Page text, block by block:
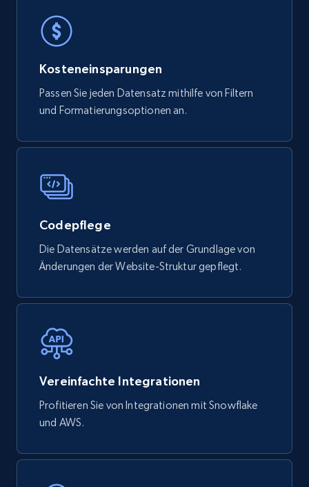
778+
mercadolivre.com.br products
Tags, Final price, Original price, and more.
eCommerce
747+ 39+
Review rating, Review, Found helpful, App url, and
more.
eCommerce
740+
Kosteneinsparungen
Passen Sie jeden Datensatz mithilfe von Filtern
und Formatierungsoptionen an.
Codepflege
Die Datensätze werden auf der Grundlage von
Änderungen der Website-Struktur gepflegt.
Vereinfachte Integrationen
Profitieren Sie von Integrationen mit Snowflake
und AWS.